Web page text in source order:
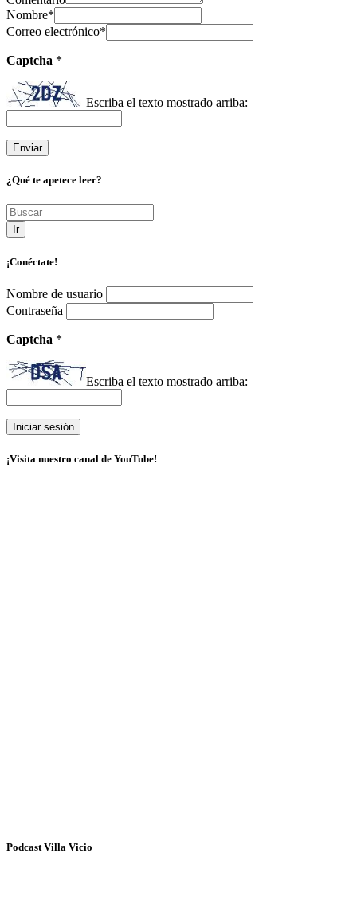
Nombre*
Correo electrónico*
Captcha *
Escriba el texto mostrado arriba:
¿Qué te apetece leer?
Ir
¡Conéctate!
Nombre de usuario
Contraseña
Captcha *
Escriba el texto mostrado arriba:
¡Visita nuestro canal de YouTube!
Podcast Villa Vicio